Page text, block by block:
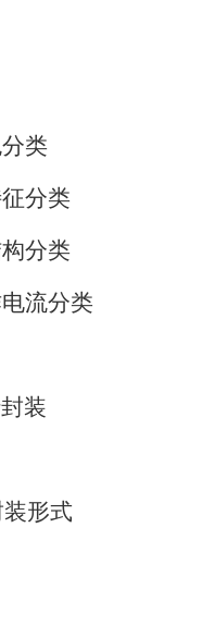
类
分类
分类
流分类
装
形式